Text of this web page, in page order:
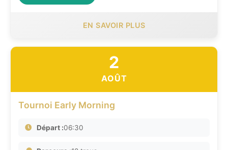
EN SAVOIR PLUS
2
AOÛT
Tournoi Early Morning
Départ :06:30